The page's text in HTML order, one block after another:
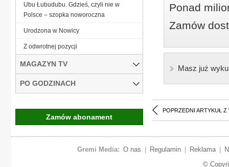
Ponad
Zamów
Masz już
POPRZEDNI ARTYKUŁ Z
Ubu Łubudubu. Gdzieś, czyli nie w
Polsce – szopka noworoczna
Urodzona w Nowicy
Z odwrotnej pozycji
MAGAZYN TV
PO GODZINACH
Zamów abonament
Gremi Media: O nas Regulamin Reklama
©